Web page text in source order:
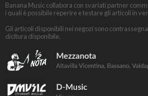
Banana Music collabora con svariati partner
i quali è possibile reperire e testare gli articoli in
Gli articoli disponibili nei negozi sono
dicitura disponibile.